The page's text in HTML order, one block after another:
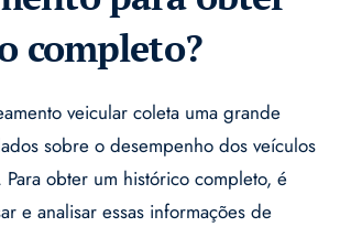
completo?
veicular coleta uma grande
sobre o desempenho dos veículos
Para obter um histórico completo, é
e analisar essas informações de